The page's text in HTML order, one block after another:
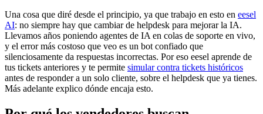
Una cosa que diré desde el principio, ya que trabajo en esto en eesel
AI: no siempre hay que cambiar de helpdesk para mejorar la IA.
Llevamos años poniendo agentes de IA en colas de soporte en vivo,
y el error más costoso que veo es un bot confiado que
silenciosamente da respuestas incorrectas. Por eso eesel aprende de
tus tickets anteriores y te permite simular contra tickets históricos
antes de responder a un solo cliente, sobre el helpdesk que ya tienes.
Más adelante explico dónde encaja esto.